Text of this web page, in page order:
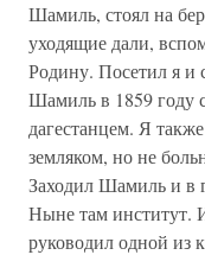
Шамиль, стоял на
уходящие дали,
Родину. Посетил я и
Шамиль в 1859 году
дагестанцем. Я
земляком, но не
Заходил Шамиль и в
Ныне там институт.
руководил одной из